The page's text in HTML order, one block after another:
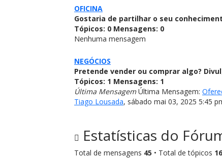
OFICINA
Gostaria de partilhar o seu
Tópicos: 0 Mensagens: 0
Nenhuma mensagem
NEGÓCIOS
Pretende vender ou comprar algo?
Tópicos: 1 Mensagens: 1
Última MensagemÚltima Mensagem:
Tiago Lousada, sábado mai 03, 2025 5:45
Estatísticas do
Total de mensagens 45 • Total de tópicos 16